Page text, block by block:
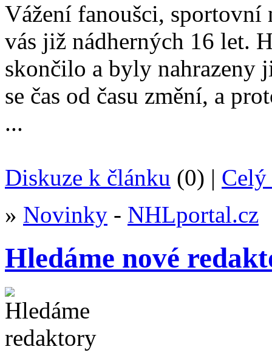
Vážení fanoušci,
vás již nádherných 16 let.
skončilo a byly nahrazeny
se čas od času změní, a
...
Diskuze k článku (0) | Celý
» Novinky - NHLportal.cz
Hledáme nové